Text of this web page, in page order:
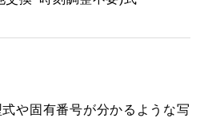
式や固有番号が分かるような写